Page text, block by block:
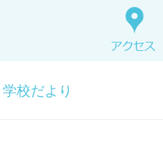
学校だより